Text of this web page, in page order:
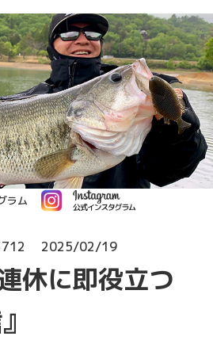
ラム
2025/02/19
休に即役立つ